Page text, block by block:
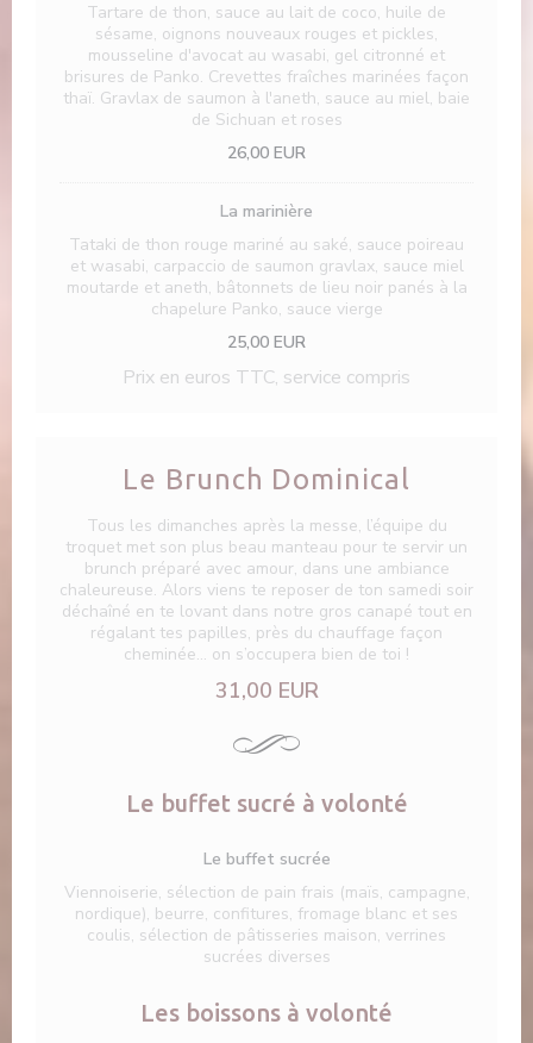
Tartare de thon, sauce au lait de coco, huile de
sésame, oignons nouveaux rouges et pickles,
mousseline d'avocat au wasabi, gel citronné et
brisures de Panko. Crevettes fraîches marinées façon
thaï. Gravlax de saumon à l'aneth, sauce au miel, baie
de Sichuan et roses
26,00 EUR
La marinière
Tataki de thon rouge mariné au saké, sauce poireau
et wasabi, carpaccio de saumon gravlax, sauce miel
moutarde et aneth, bâtonnets de lieu noir panés à la
chapelure Panko, sauce vierge
25,00 EUR
Prix en euros TTC, service compris
Le Brunch Dominical
Tous les dimanches après la messe, l’équipe du
troquet met son plus beau manteau pour te servir un
brunch préparé avec amour, dans une ambiance
chaleureuse. Alors viens te reposer de ton samedi soir
déchaîné en te lovant dans notre gros canapé tout en
régalant tes papilles, près du chauffage façon
cheminée... on s’occupera bien de toi !
31,00 EUR
Le buffet sucré à volonté
Le buffet sucrée
Viennoiserie, sélection de pain frais (maïs, campagne,
nordique), beurre, confitures, fromage blanc et ses
coulis, sélection de pâtisseries maison, verrines
sucrées diverses
Les boissons à volonté